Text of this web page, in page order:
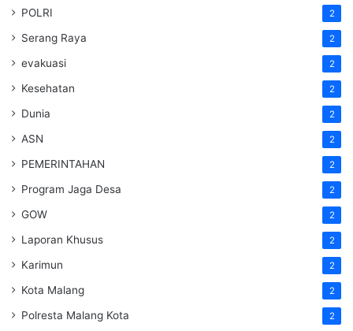
POLRI 2
Serang Raya 2
evakuasi 2
Kesehatan 2
Dunia 2
ASN 2
PEMERINTAHAN 2
Program Jaga Desa 2
GOW 2
Laporan Khusus 2
Karimun 2
Kota Malang 2
Polresta Malang Kota 2